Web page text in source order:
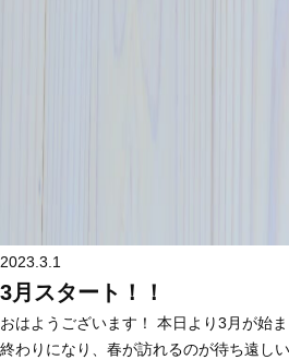
2023.3.1
3月スタート！！
おはようございます！ 本日より3月が始
終わりになり、春が訪れるのが待ち遠し